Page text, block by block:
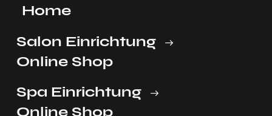
Home
Salon Einrichtung
Online Shop
Spa Einrichtung
Online Shop